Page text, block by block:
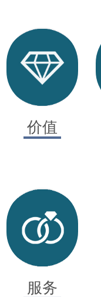
价值
服务